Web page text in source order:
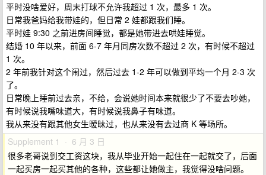
平时没啥爱好，周末打球不允许我超过 1 次，最多 1 次。
日常我爸妈给我带娃的，但日常 2 娃都跟我们睡。
平时娃 9:30 之前进房间睡觉，都是她带进去哄娃睡觉。
结婚 10 年以来，前面 6-7 年月同房次数不超过 2 次，有时候不超过
1 次。
2 年前我针对这个闹过，然后过去 1-2 年可以做到平均一个月 2-3 次
了。
日常晚上睡前过去亲，不给，会说她时间本来就很少了不要去吵她，
有时候说我嘴味道大，有时候说我鼻子有味道。
我从来没有跟其他女生暧昧过，也从来没有去过商 K 等场所。
Supplement 1 · 6 月 3 日
很多老哥说到交工资这块，我从毕业开始一起住在一起就交了，后面
一起买房一起买其他的各种，这些都让她做主，我觉得没啥问题。